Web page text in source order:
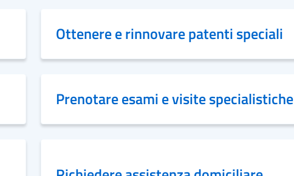
Ottenere e rinnovare patenti speciali
Prenotare esami e visite specialistiche